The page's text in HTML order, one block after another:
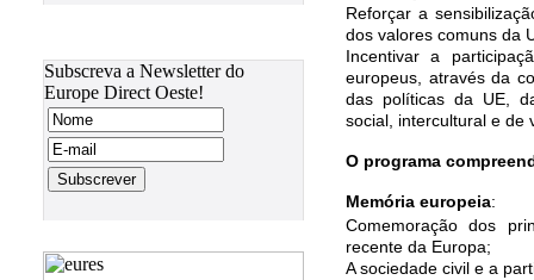
Subscreva a Newsletter do
Europe Direct Oeste!
Reforçar a
dos valores comuns da
Incentivar a
europeus, através da
das políticas da UE,
social, intercultural e de
O programa
Memória europeia:
Comemoração dos
recente da Europa;
A sociedade civil e a